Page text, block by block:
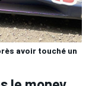
avoir touché un